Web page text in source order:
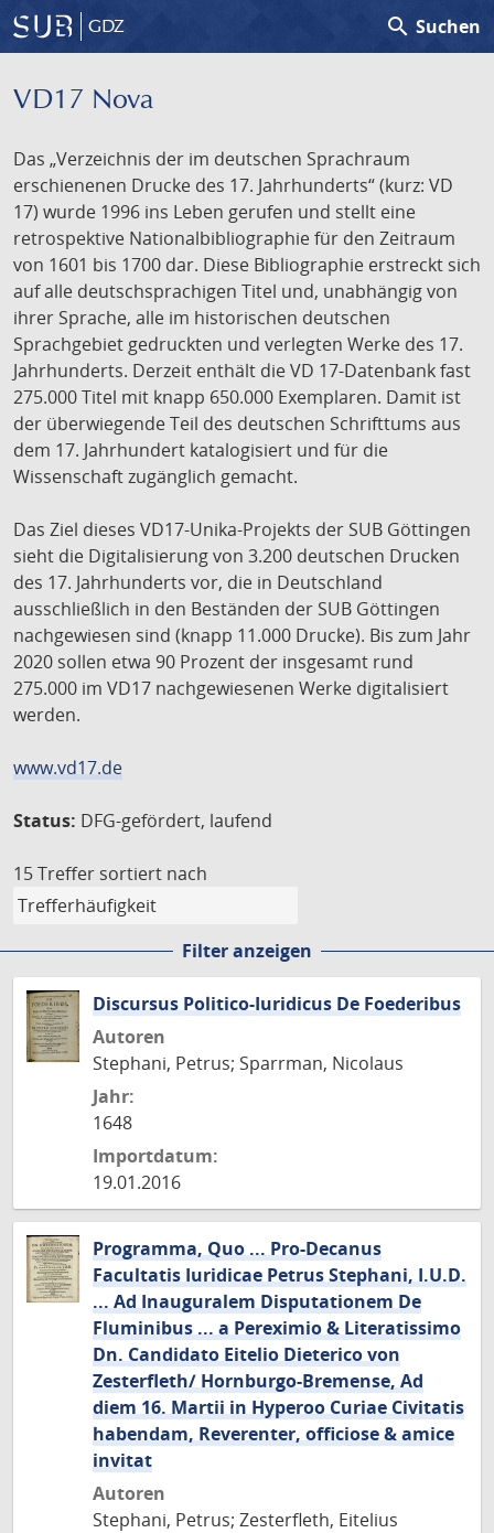
GDZ search Suchen
VD17 Nova
Das „Verzeichnis der im deutschen Sprachraum
erschienenen Drucke des 17. Jahrhunderts“ (kurz: VD
17) wurde 1996 ins Leben gerufen und stellt eine
retrospektive Nationalbibliographie für den Zeitraum
von 1601 bis 1700 dar. Diese Bibliographie erstreckt sich
auf alle deutschsprachigen Titel und, unabhängig von
ihrer Sprache, alle im historischen deutschen
Sprachgebiet gedruckten und verlegten Werke des 17.
Jahrhunderts. Derzeit enthält die VD 17-Datenbank fast
275.000 Titel mit knapp 650.000 Exemplaren. Damit ist
der überwiegende Teil des deutschen Schrifttums aus
dem 17. Jahrhundert katalogisiert und für die
Wissenschaft zugänglich gemacht.
Das Ziel dieses VD17-Unika-Projekts der SUB Göttingen
sieht die Digitalisierung von 3.200 deutschen Drucken
des 17. Jahrhunderts vor, die in Deutschland
ausschließlich in den Beständen der SUB Göttingen
nachgewiesen sind (knapp 11.000 Drucke). Bis zum Jahr
2020 sollen etwa 90 Prozent der insgesamt rund
275.000 im VD17 nachgewiesenen Werke digitalisiert
werden.
www.vd17.de
Status: DFG-gefördert, laufend
15 Treffer sortiert nach
Filter anzeigen
Discursus Politico-Iuridicus De Foederibus
Autoren
Stephani, Petrus; Sparrman, Nicolaus
Jahr:
1648
Importdatum:
19.01.2016
Programma, Quo ... Pro-Decanus
Facultatis Iuridicae Petrus Stephani, I.U.D.
... Ad Inauguralem Disputationem De
Fluminibus ... a Pereximio & Literatissimo
Dn. Candidato Eitelio Dieterico von
Zesterfleth/ Hornburgo-Bremense, Ad
diem 16. Martii in Hyperoo Curiae Civitatis
habendam, Reverenter, officiose & amice
invitat
Autoren
Stephani, Petrus; Zesterfleth, Eitelius